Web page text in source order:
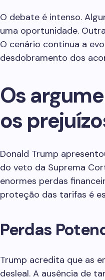
O debate é intenso.
uma oportunidade.
O cenário continua a
desdobramento dos
Os
os
Donald Trump
do veto da Suprema
enormes perdas
proteção das tarifas é
Perdas
Trump acredita que as
desleal. A ausência de